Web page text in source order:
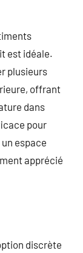
est idéale.
plusieurs
offrant
dans
pour
espace
apprécié
discrète